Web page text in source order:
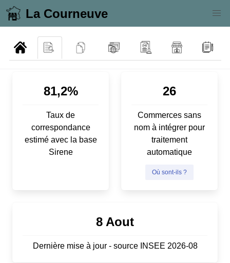
La Courneuve
81,2%
Taux de
correspondance
estimé avec la base
Sirene
26
Commerces sans
nom à intégrer pour
traitement
automatique
Où sont-ils ?
8 Aout
Dernière mise à jour - source INSEE 2026-08